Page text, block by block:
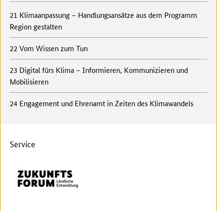
21 Klimaanpassung – Handlungsansätze aus dem Programm
Region gestalten
22 Vom Wissen zum Tun
23 Digital fürs Klima – Informieren, Kommunizieren und
Mobilisieren
24 Engagement und Ehrenamt in Zeiten des Klimawandels
Service